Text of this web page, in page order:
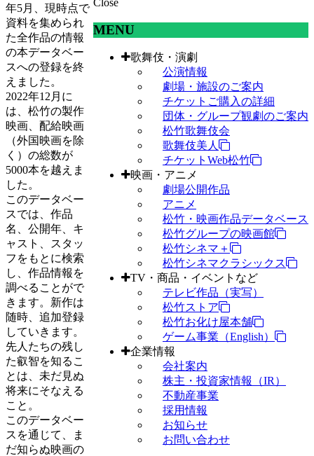
Close
MENU
歌舞伎・演劇
公演情報
劇場・施設のご案内
チケットご購入の詳細
団体・グループ観劇のご案内
松竹歌舞伎会
歌舞伎美人
チケットWeb松竹
映画・アニメ
劇場公開作品
アニメ
松竹・映画作品データベース
松竹グループの映画館
松竹シネマ＋
松竹シネマクラシックス
TV・商品・イベントなど
テレビ作品（実写）
松竹ストア
松竹お化け屋本舗
ゲーム事業（English）
企業情報
会社案内
株主・投資家情報（IR）
不動産事業
採用情報
お知らせ
お問い合わせ
年5月、現時点で
資料を集められ
た全作品の情報
の本データベー
スへの登録を終
えました。
2022年12月に
は、松竹の製作
映画、配給映画
（外国映画を除
く）の総数が
5000本を越えま
した。
このデータベー
スでは、作品
名、公開年、キ
ャスト、スタッ
フをもとに検索
し、作品情報を
調べることがで
きます。新作は
随時、追加登録
していきます。
先人たちの残し
た叡智を知るこ
とは、未だ見ぬ
将来にそなえる
こと。
このデータベー
スを通じて、ま
だ知らぬ映画の